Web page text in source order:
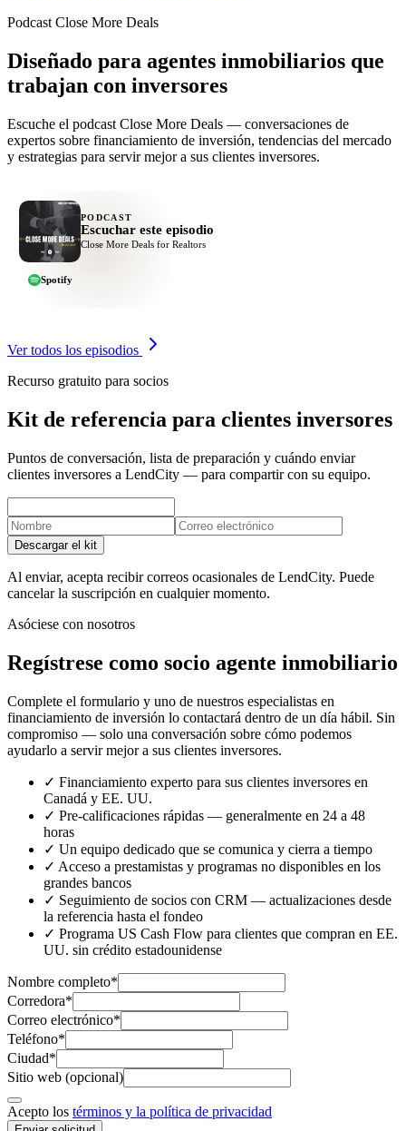
Podcast Close More Deals
Diseñado para agentes inmobiliarios que
trabajan con inversores
Escuche el podcast Close More Deals — conversaciones de
expertos sobre financiamiento de inversión, tendencias del mercado
y estrategias para servir mejor a sus clientes inversores.
PODCAST
Escuchar este episodio
Close More Deals for Realtors
Spotify
Ver todos los episodios
Recurso gratuito para socios
Kit de referencia para clientes inversores
Puntos de conversación, lista de preparación y cuándo enviar
clientes inversores a LendCity — para compartir con su equipo.
Descargar el kit
Al enviar, acepta recibir correos ocasionales de LendCity. Puede
cancelar la suscripción en cualquier momento.
Asóciese con nosotros
Regístrese como socio agente inmobiliario
Complete el formulario y uno de nuestros especialistas en
financiamiento de inversión lo contactará dentro de un día hábil. Sin
compromiso — solo una conversación sobre cómo podemos
ayudarlo a servir mejor a sus clientes inversores.
✓ Financiamiento experto para sus clientes inversores en
Canadá y EE. UU.
✓ Pre-calificaciones rápidas — generalmente en 24 a 48
horas
✓ Un equipo dedicado que se comunica y cierra a tiempo
✓ Acceso a prestamistas y programas no disponibles en los
grandes bancos
✓ Seguimiento de socios con CRM — actualizaciones desde
la referencia hasta el fondeo
✓ Programa US Cash Flow para clientes que compran en EE.
UU. sin crédito estadounidense
Nombre completo*
Corredora*
Correo electrónico*
Teléfono*
Ciudad*
Sitio web (opcional)
Acepto los términos y la política de privacidad